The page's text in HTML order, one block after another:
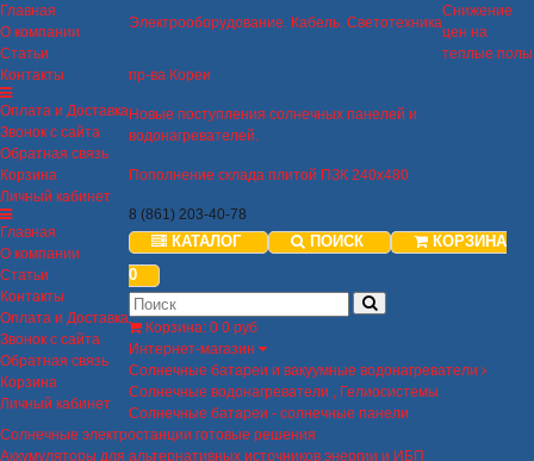
Главная
О компании
Статьи
Контакты
Оплата и Доставка
Звонок с сайта
Обратная связь
Корзина
Личный кабинет
Главная
О компании
Статьи
Контакты
Оплата и Доставка
Звонок с сайта
Обратная связь
Корзина
Личный кабинет
Электрооборудование. Кабель. Светотехника
Снижение
цен на
теплые полы
пр-ва Кореи
Новые поступления солнечных панелей и
водонагревателей.
Пополнение склада плитой ПЗК 240х480
8 (861) 203-40-78
КАТАЛОГ ПОИСК
КОРЗИНА
0
Корзина: 0 0 руб
Интернет-магазин
Солнечные батареи и вакуумные водонагреватели
Солнечные водонагреватели , Гелиосистемы
Солнечные батареи - солнечные панели
Солнечные электростанции готовые решения
Аккумуляторы для альтернативных источников энергии и ИБП